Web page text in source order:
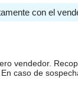
con el
vendedor.
caso de